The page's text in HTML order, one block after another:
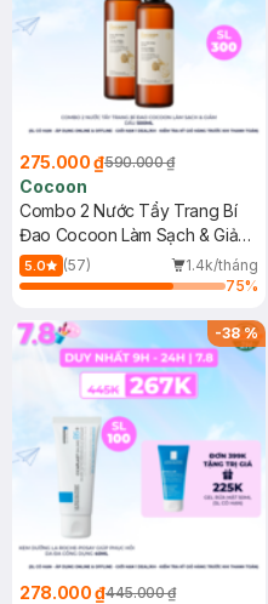
275.000 ₫590.000 ₫
Cocoon
Combo 2 Nước Tẩy Trang Bí
Đao Cocoon Làm Sạch & Giảm
Dầu 500ml
5.0 (57)
1.4k/tháng
75%
-38%
278.000 ₫445.000 ₫